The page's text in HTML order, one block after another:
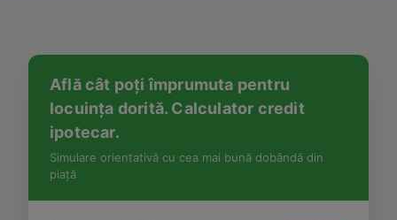
Află cât poți împrumuta pentru
locuința dorită. Calculator credit
ipotecar.
Simulare orientativă cu cea mai bună dobândă din
piață